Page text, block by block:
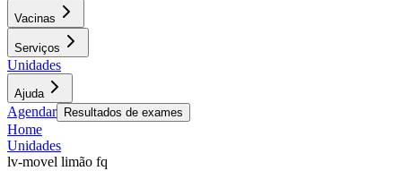
Vacinas
Serviços
Unidades
Ajuda
Agendar Resultados de exames
Home
Unidades
lv-movel limão fq